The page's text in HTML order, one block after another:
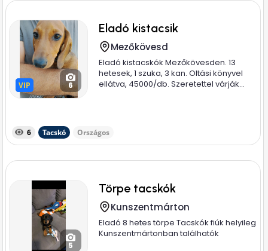
VIP
VIP 6
Eladó kistacsik
Mezőkövesd
Eladó kistacskók Mezőkövesden. 13
hetesek, 1 szuka, 3 kan. Oltási könyvel
ellátva, 45000/db. Szeretettel várják...
6 Tacskó Országos
5
Törpe tacskók
Kunszentmárton
Eladó 8 hetes törpe Tacskók fiúk helyileg
Kunszentmártonban találhatók